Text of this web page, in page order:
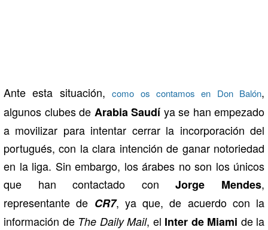
Ante esta situación,como os contamos en Don Balón,
algunos clubes de Arabia Saudí ya se han empezado
a movilizar para intentar cerrar la incorporación del
portugués, con la clara intención de ganar notoriedad
en la liga. Sin embargo, los árabes no son los únicos
que han contactado con Jorge Mendes,
representante de CR7, ya que, de acuerdo con la
información de The Daily Mail, el Inter de Miami de la